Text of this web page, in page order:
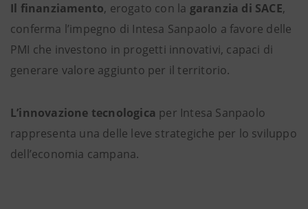
Il finanziamento, erogato con la garanzia di SACE,
conferma l’impegno di Intesa Sanpaolo a favore delle
PMI che investono in progetti innovativi, capaci di
generare valore aggiunto per il territorio.
L’innovazione tecnologica per Intesa Sanpaolo
rappresenta una delle leve strategiche per lo sviluppo
dell’economia campana.